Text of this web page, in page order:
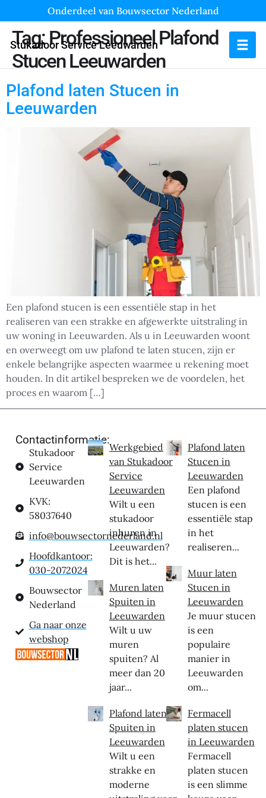
Onderdeel van Bouwsector Nederland
Stukadoor Service Leeuwarden
Tag:Professioneel Plafond
Stucen Leeuwarden
Plafond laten Stucen in
Leeuwarden
Een plafond stucen is een essentiële stap in het
realiseren van een strakke en afgewerkte uitstraling in
uw woning in Leeuwarden. Als u in Leeuwarden woont
en overweegt om uw plafond te laten stucen, zijn er
enkele belangrijke aspecten waarmee u rekening moet
houden. In dit artikel bespreken we de voordelen, het
proces en waarom […]
Contactinformatie:
Stukadoor
Service
Leeuwarden
KVK:
58037640
info@bouwsectornederland.nl
Hoofdkantoor:
030-2072024
Bouwsector
Nederland
Ga naar onze
webshop
Werkgebied
van Stukadoor
Service
Leeuwarden
Wilt u een
stukadoor
inhuren in
Leeuwarden?
Dit is het...
Muren laten
Spuiten in
Leeuwarden
Wilt u uw
muren
spuiten? Al
meer dan 20
jaar...
Plafond laten
Spuiten in
Leeuwarden
Wilt u een
strakke en
moderne
Plafond laten
Stucen in
Leeuwarden
Een plafond
stucen is een
essentiële stap
in het
realiseren...
Muur laten
Stucen in
Leeuwarden
Je muur stucen
is een
populaire
manier in
Leeuwarden
om...
Fermacell
platen stucen
in Leeuwarden
Fermacell
platen stucen
is een slimme